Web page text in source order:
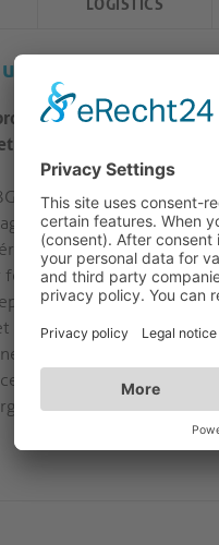
LOGISTICS
ultra-haut débit pour
conçu pour
pour les
est conçu pour les
par seconde et
de courbure, ce
à 18 Gbps, il
eARC*, ce qui le rend
Disponible en
pour les intégrateurs et
dans les câbles HDMI